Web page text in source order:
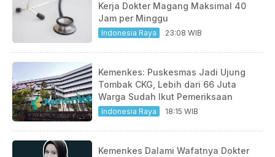
Kerja Dokter Magang Maksimal 40
Jam per Minggu
Indonesia Raya 23:08 WIB
Kemenkes: Puskesmas Jadi Ujung
Tombak CKG, Lebih dari 66 Juta
Warga Sudah Ikut Pemeriksaan
Indonesia Raya 18:15 WIB
Kemenkes Dalami Wafatnya Dokter